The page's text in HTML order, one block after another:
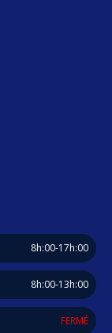
8h:00-17h:00
8h:00-13h:00
FERMÉ